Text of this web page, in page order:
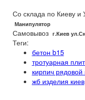
Со склада по Киеву и
Манипулятор
Самовывоз г.Киев
Теги:
бетон b15
тротуарная
кирпич
жб изделия киев